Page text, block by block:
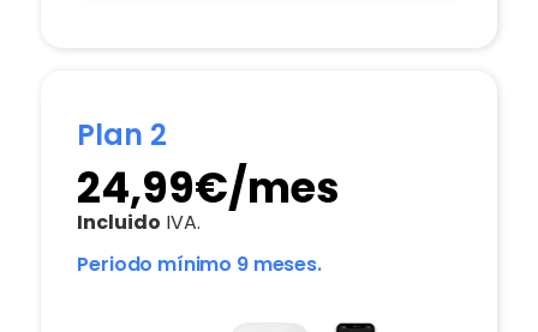
Plan 2
24,99€/mes
Incluido IVA.
Periodo mínimo 9 meses.